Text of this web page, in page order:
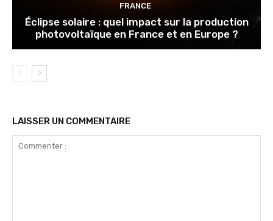
FRANCE
Éclipse solaire : quel impact sur la production
photovoltaïque en France et en Europe ?
LAISSER UN COMMENTAIRE